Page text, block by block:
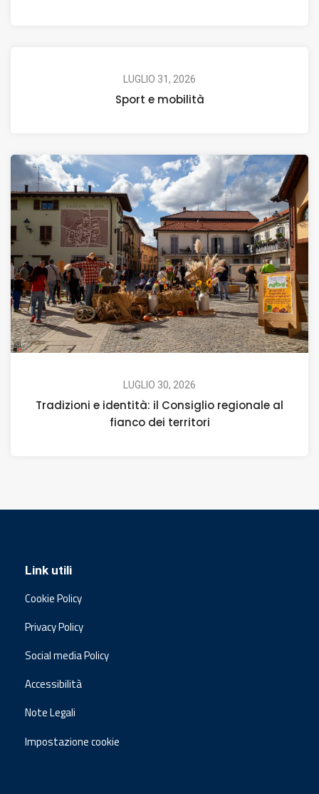
LUGLIO 31, 2026
Sport e mobilità
LUGLIO 30, 2026
Tradizioni e identità: il Consiglio regionale al
fianco dei territori
Link utili
Cookie Policy
Privacy Policy
Social media Policy
Accessibilità
Note Legali
Impostazione cookie